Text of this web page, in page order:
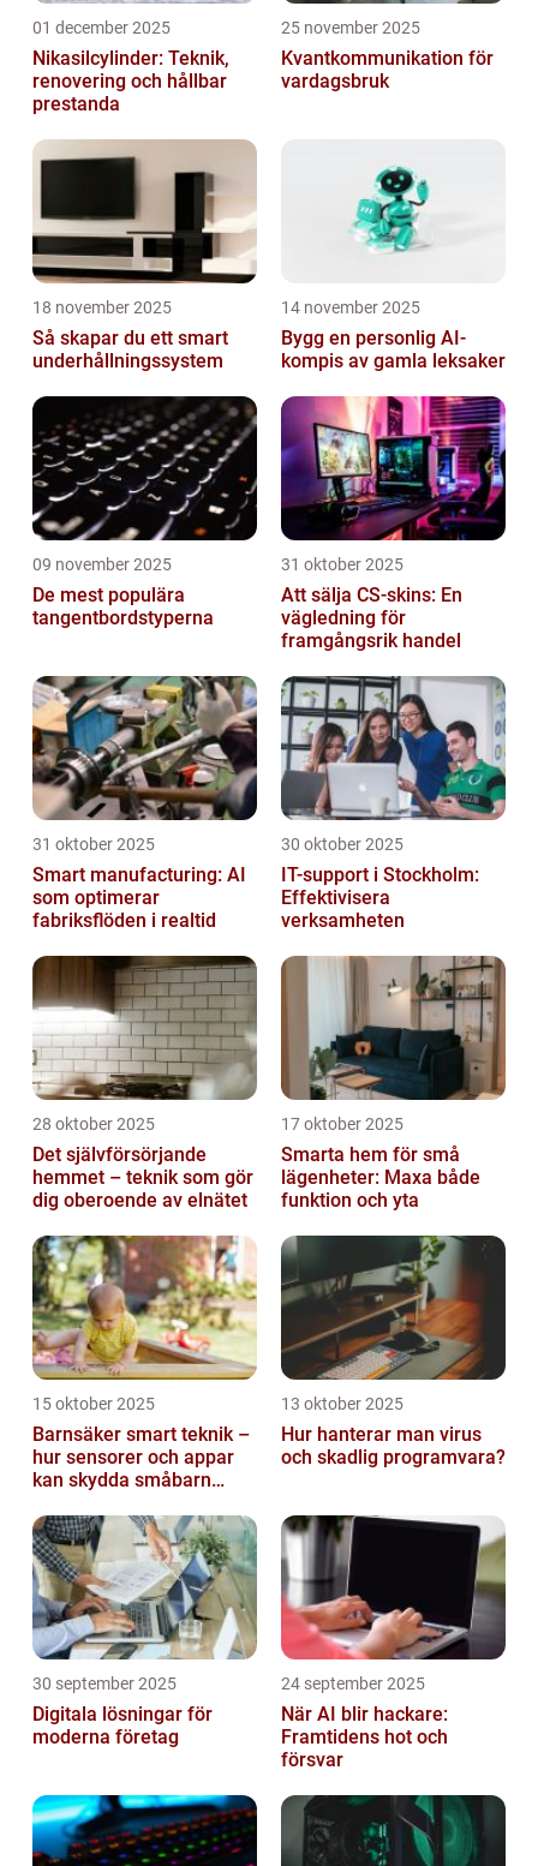
01 december 2025
Nikasilcylinder: Teknik,
renovering och hållbar
prestanda
25 november 2025
Kvantkommunikation för
vardagsbruk
18 november 2025
Så skapar du ett smart
underhållningssystem
14 november 2025
Bygg en personlig AI-
kompis av gamla leksaker
09 november 2025
De mest populära
tangentbordstyperna
31 oktober 2025
Att sälja CS-skins: En
vägledning för
framgångsrik handel
31 oktober 2025
Smart manufacturing: AI
som optimerar
fabriksflöden i realtid
30 oktober 2025
IT-support i Stockholm:
Effektivisera
verksamheten
28 oktober 2025
Det självförsörjande
hemmet – teknik som gör
dig oberoende av elnätet
17 oktober 2025
Smarta hem för små
lägenheter: Maxa både
funktion och yta
15 oktober 2025
Barnsäker smart teknik –
hur sensorer och appar
kan skydda småbarn
13 oktober 2025
Hur hanterar man virus
och skadlig programvara?
30 september 2025
Digitala lösningar för
moderna företag
24 september 2025
När AI blir hackare:
Framtidens hot och
försvar